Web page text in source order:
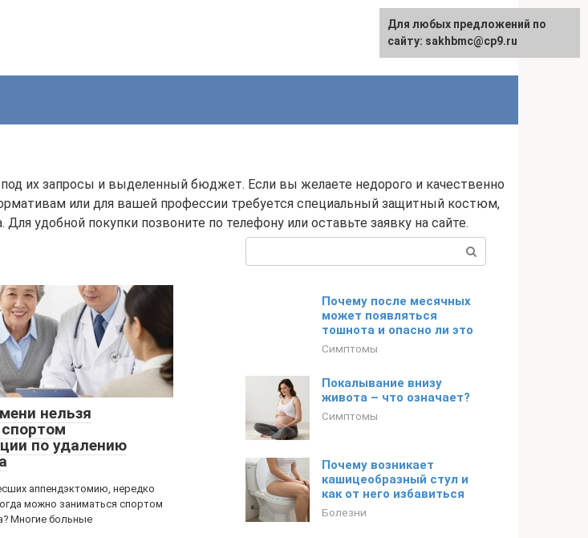
English
их запросы и выделенный бюджет. Если вы желаете недорого и качественно
или для вашей профессии требуется специальный защитный костюм,
удобной покупки позвоните по телефону или оставьте заявку на сайте.
нельзя
по удалению
аппендэктомию, нередко
можно заниматься спортом
Многие больные
Почему после месячных
может появляться
тошнота и опасно ли это
Симптомы
Покалывание внизу
живота – что означает?
Симптомы
Почему возникает
кашицеобразный стул и
как от него избавиться
Болезни
Для любых предложений по
сайту: sakhbmc@cp9.ru